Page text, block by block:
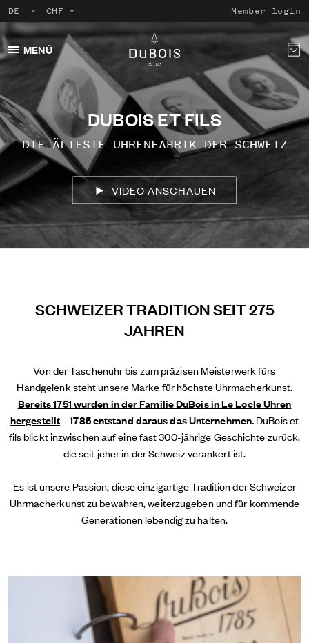
Member login
MENÜ
DUBOIS ET FILS
DIE ÄLTESTE UHRENFABRIK DER SCHWEIZ
VIDEO ANSCHAUEN
SCHWEIZER TRADITION SEIT 275
JAHREN
Von der Taschenuhr bis zum präzisen Meisterwerk fürs
Handgelenk steht unsere Marke für höchste Uhrmacherkunst.
Bereits 1751 wurden in der Familie DuBois in Le Locle Uhren
hergestellt– 1785 entstand daraus das Unternehmen.DuBois et
fils blickt inzwischen auf eine fast 300-jährige Geschichte zurück,
die seit jeher in der Schweiz verankert ist.
Es ist unsere Passion, diese einzigartige Tradition der Schweizer
Uhrmacherkunst zu bewahren, weiterzugeben und für kommende
Generationen lebendig zu halten.